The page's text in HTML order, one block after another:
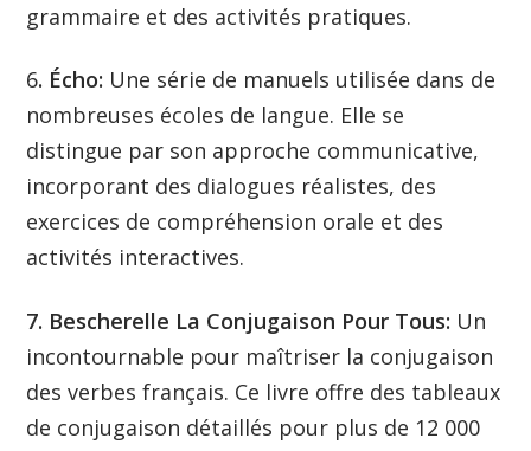
grammaire et des activités pratiques.
6. Écho: Une série de manuels utilisée dans de
nombreuses écoles de langue. Elle se
distingue par son approche communicative,
incorporant des dialogues réalistes, des
exercices de compréhension orale et des
activités interactives.
7. Bescherelle La Conjugaison Pour Tous: Un
incontournable pour maîtriser la conjugaison
des verbes français. Ce livre offre des tableaux
de conjugaison détaillés pour plus de 12 000